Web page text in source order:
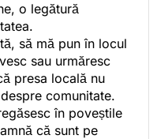
o legătură
să mă pun în locul
sau urmăresc
presa locală nu
comunitate.
în poveștile
că sunt pe